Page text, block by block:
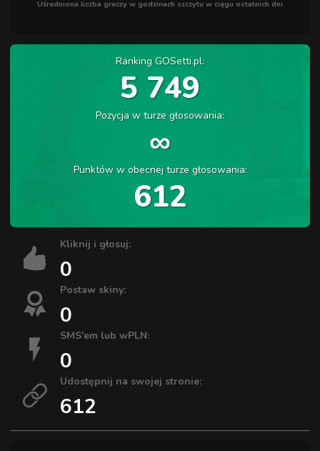
Uśredniona liczba graczy w godzinach szczytu w ciągu ostatnich dni
Ranking GOSetti.pl:
5 749
Pozycja w turze głosowania:
∞
Punktów w obecnej turze głosowania:
612
Kliknij i głosuj:
0
Postaw skiny:
0
SMS'em lub wPLN:
0
Udostępnij na swojej stronie:
612